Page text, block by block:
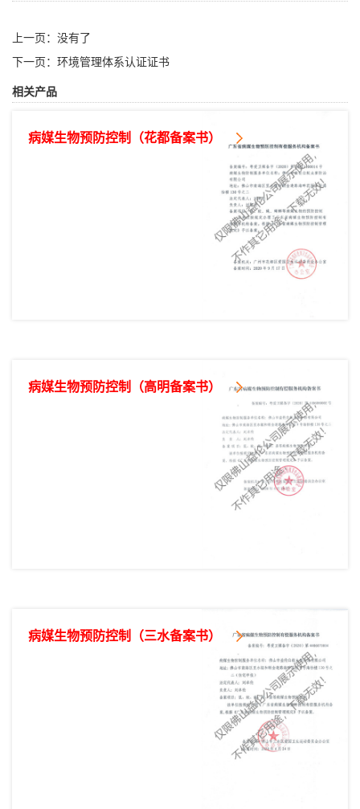
上一页：没有了
下一页： 环境管理体系认证证书
相关产品
病媒生物预防控制（花都备案书）
病媒生物预防控制（高明备案书）
病媒生物预防控制（三水备案书）